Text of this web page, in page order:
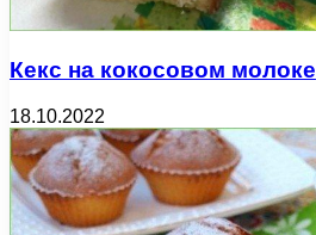
Кекс на кокосовом молоке
18.10.2022